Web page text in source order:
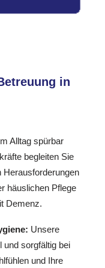
in
Alltag spürbar
begleiten Sie
Herausforderungen
häuslichen Pflege
Demenz.
Unsere
und sorgfältig bei
und Ihre